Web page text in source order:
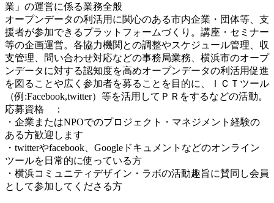
業」の運営に係る業務全般
オープンデータの利活用に関心のある市内企業・団体等、支
援者が参加できるプラットフォームづくり。講座・セミナー
等の企画運営。各協力機関との調整やスケジュール管理、収
支管理、問い合わせ対応などの事務局業務、横浜市のオープ
ンデータに対する認知度を高めオープンデータの利活用促進
を図ることや広く参加者を募ることを目的に、ＩＣＴツール
（例:Facebook,twitter）等を活用してＰＲをするなどの活動。
応募資格 ：
・企業またはNPOでのプロジェクト・マネジメント経験の
ある方歓迎します
・twitterやfacebook、Googleドキュメントなどのオンライン
ツールを日常的に使っている方
・横浜コミュニティデザイン・ラボの活動趣旨に賛同し会員
として参加してくださる方